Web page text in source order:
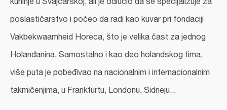
poslastičarstvo i počeo da radi kao kuvar pri fondaciji
Vakbekwaamheid Horeca, što je velika čast za jednog
Holanđanina. Samostalno i kao deo holandskog tima,
više puta je pobeđivao na nacionalnim i internacionalnim
takmičenjima, u Frankfurtu, Londonu, Sidneju...